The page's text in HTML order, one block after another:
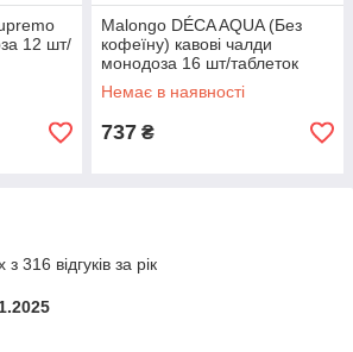
12 шт/
Malongo DÉCA AQUA (Без
кофеїну) кавові чалди
монодоза 16 шт/таблеток
Немає в наявності
737 ₴
316 відгуків за рік